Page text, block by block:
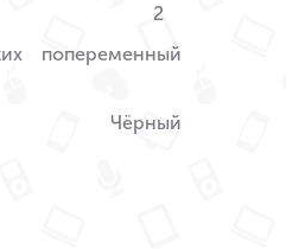
2
попеременный
Чёрный